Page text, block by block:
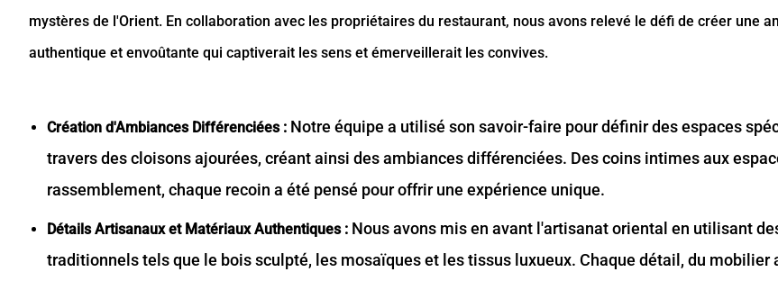
mystères de l'Orient. En collaboration avec les propriétaires du restaurant, nous avons relevé le défi de créer une
authentique et envoûtante qui captiverait les sens et émerveillerait les convives.
Création d'Ambiances Différenciées : Notre équipe a utilisé son savoir-faire pour définir des espaces
travers des cloisons ajourées, créant ainsi des ambiances différenciées. Des coins intimes aux
rassemblement, chaque recoin a été pensé pour offrir une expérience unique.
Détails Artisanaux et Matériaux Authentiques : Nous avons mis en avant l'artisanat oriental en utilisant
traditionnels tels que le bois sculpté, les mosaïques et les tissus luxueux. Chaque détail, du mobilier